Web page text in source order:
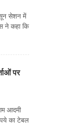
सेशन में
ने कहा कि
पर
आदमी
का टेबल